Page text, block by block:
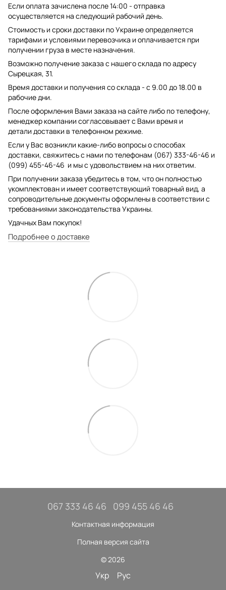
Если оплата зачислена после 14:00 - отправка
осуществляется на следующий рабочий день.
Стоимость и сроки доставки по Украине определяется
тарифами и условиями перевозчика и оплачивается при
получении груза в месте назначения.
Возможно получение заказа с нашего склада по адресу
Сырецкая, 31.
Время доставки и получения со склада - с 9.00 до 18.00 в
рабочие дни.
После оформления Вами заказа на сайте либо по телефону,
менеджер компании согласовывает с Вами время и
детали доставки в телефонном режиме.
Если у Вас возникли какие-либо вопросы о способах
доставки, свяжитесь с нами по телефонам (067) 333-46-46 и
(099) 455-46-46 и мы с удовольствием на них ответим.
При получении заказа убедитесь в том, что он полностью
укомплектован и имеет соответствующий товарный вид, а
сопроводительные документы оформлены в соответствии с
требованиями законодательства Украины.
Удачных Вам покупок!
Подробнее о доставке
067 333 46 46 099 455 46 46
Контактная информация
Полная версия сайта
© 2026
Укр Рус